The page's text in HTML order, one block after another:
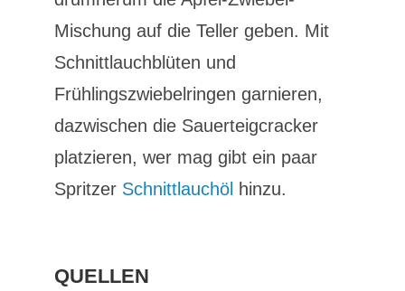
Mischung auf die Teller geben. Mit
Schnittlauchblüten und
Frühlingszwiebelringen garnieren,
dazwischen die Sauerteigcracker
platzieren, wer mag gibt ein paar
Spritzer Schnittlauchöl hinzu.
QUELLEN